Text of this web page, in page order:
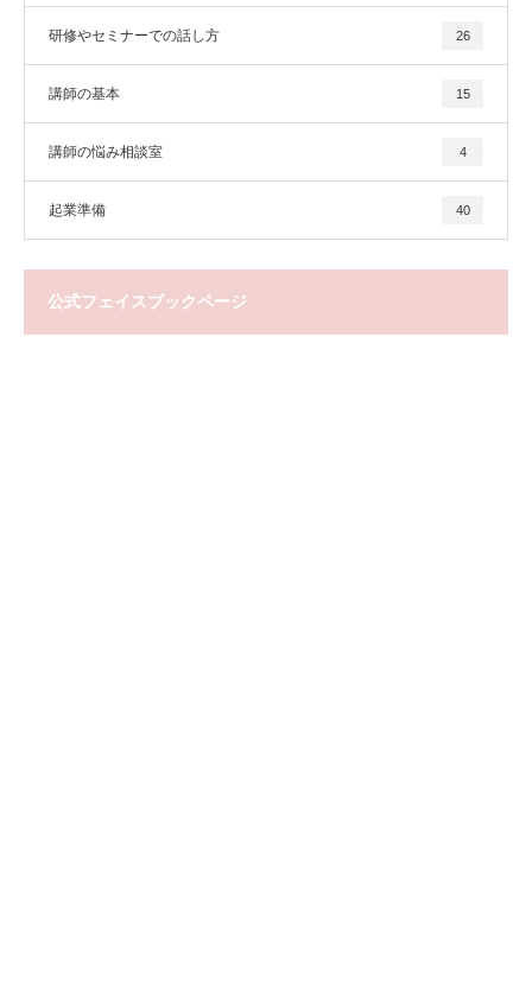
研修やセミナーでの話し方 26
講師の基本 15
講師の悩み相談室 4
起業準備 40
公式フェイスブックページ